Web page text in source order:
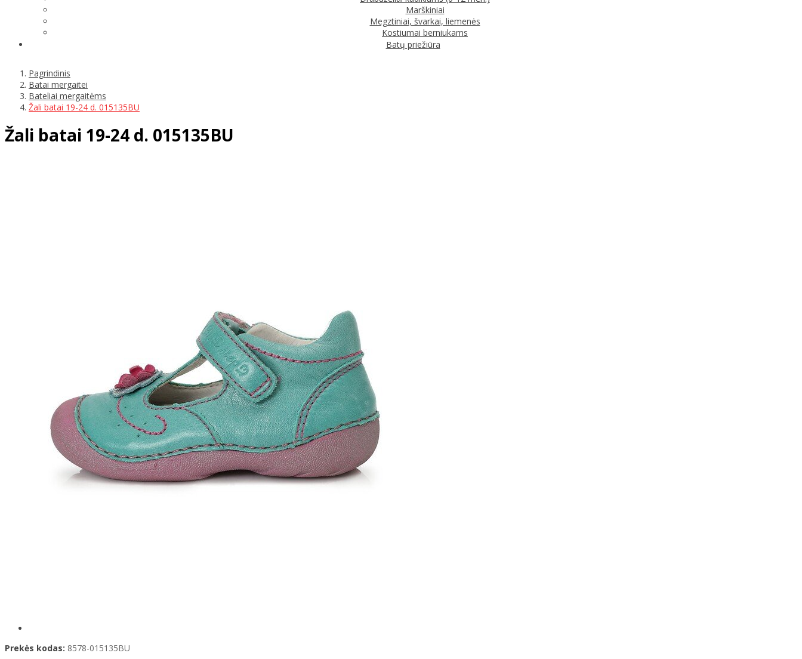
Marškiniai
Megztiniai, švarkai, liemenės
Kostiumai berniukams
Batų priežiūra
Pagrindinis
Batai mergaitei
Bateliai mergaitėms
Žali batai 19-24 d. 015135BU
Žali batai 19-24 d. 015135BU
Prekės kodas: 8578-015135BU